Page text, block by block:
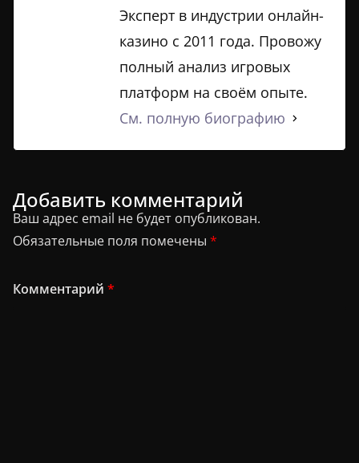
Эксперт в индустрии онлайн-
казино с 2011 года. Провожу
полный анализ игровых
платформ на своём опыте.
См. полную биографию
Добавить комментарий
Ваш адрес email не будет опубликован.
Обязательные поля помечены *
Комментарий *